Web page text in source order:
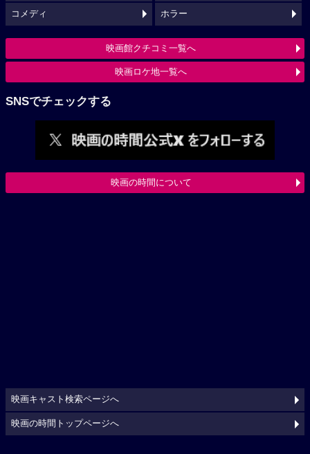
コメディ ホラー
映画館クチコミ一覧へ
映画ロケ地一覧へ
SNSでチェックする
映画の時間について
映画キャスト検索ページへ
映画の時間トップページへ